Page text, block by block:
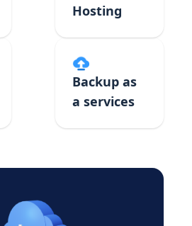
Hosting
Backup as
a services